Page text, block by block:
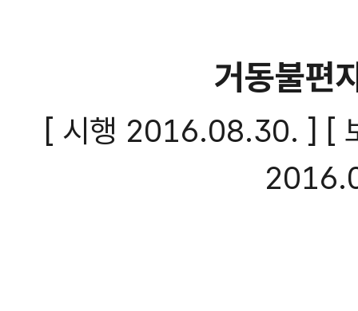
거동불편
[ 시행 2016.08.30. ] [